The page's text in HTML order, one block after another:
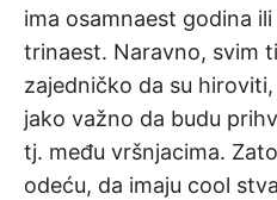
ima osamnaest godina
trinaest. Naravno, svim
zajedničko da su
jako važno da budu
tj. među vršnjacima.
odeću, da imaju cool